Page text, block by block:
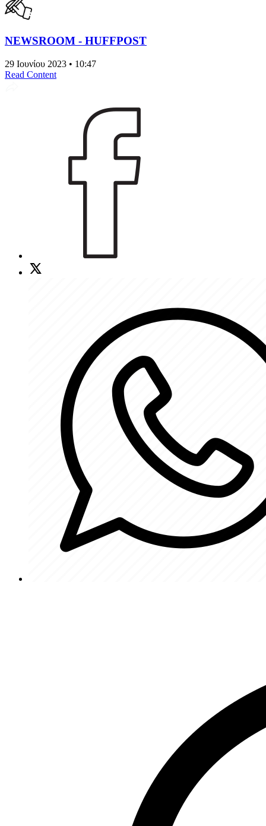
NEWSROOM - HUFFPOST
29 Ιουνίου 2023 • 10:47
Read Content